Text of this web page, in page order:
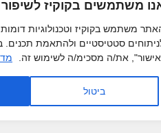
משתמשים בקוקיז לשיפור
משתמש בקוקיז וטכנולוגיות דומות
סטטיסטיים ולהתאמת תכנים.
את/ה מסכימ/ה לשימוש זה.
ביטול